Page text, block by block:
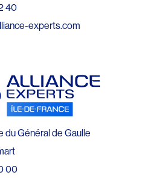
40
experts.com
du Général de Gaulle
00